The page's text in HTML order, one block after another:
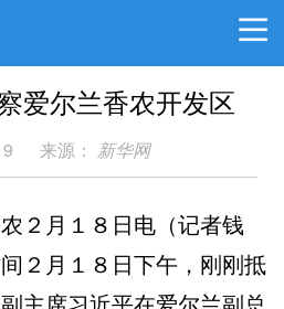
爱尔兰香农开发区
来源： 新华网
月１８日电（记者钱
２月１８日下午，刚刚抵